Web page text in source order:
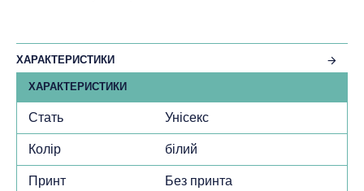
ХАРАКТЕРИСТИКИ
ХАРАКТЕРИСТИКИ
Стать Унісекс
Колір білий
Принт Без принта